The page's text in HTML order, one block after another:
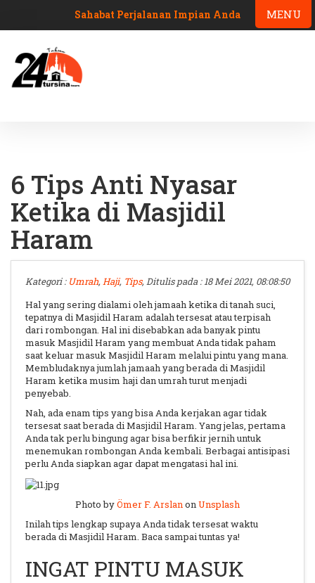
Sahabat Perjalanan Impian Anda
6 Tips Anti Nyasar
Ketika di Masjidil
Haram
Kategori : Umrah, Haji, Tips, Ditulis pada : 18 Mei 2021, 08:08:50
Hal yang sering dialami oleh jamaah ketika di tanah suci,
tepatnya di Masjidil Haram adalah tersesat atau terpisah
dari rombongan. Hal ini disebabkan ada banyak pintu
masuk Masjidil Haram yang membuat Anda tidak paham
saat keluar masuk Masjidil Haram melalui pintu yang mana.
Membludaknya jumlah jamaah yang berada di Masjidil
Haram ketika musim haji dan umrah turut menjadi
penyebab.
Nah, ada enam tips yang bisa Anda kerjakan agar tidak
tersesat saat berada di Masjidil Haram. Yang jelas, pertama
Anda tak perlu bingung agar bisa berfikir jernih untuk
menemukan rombongan Anda kembali. Berbagai antisipasi
perlu Anda siapkan agar dapat mengatasi hal ini.
Photo byÖmer F. Arslan on Unsplash
Inilah tips lengkap supaya Anda tidak tersesat waktu
berada di Masjidil Haram. Baca sampai tuntas ya!
INGAT PINTU MASUK
MENU